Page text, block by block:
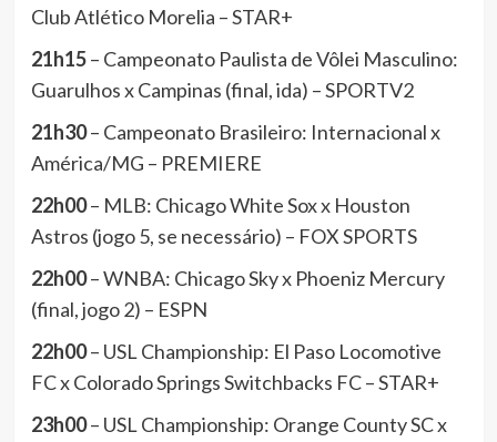
Club Atlético Morelia – STAR+
21h15– Campeonato Paulista de Vôlei Masculino:
Guarulhos x Campinas (final, ida) – SPORTV2
21h30– Campeonato Brasileiro: Internacional x
América/MG – PREMIERE
22h00– MLB: Chicago White Sox x Houston
Astros (jogo 5, se necessário) – FOX SPORTS
22h00– WNBA: Chicago Sky x Phoeniz Mercury
(final, jogo 2) – ESPN
22h00– USL Championship: El Paso Locomotive
FC x Colorado Springs Switchbacks FC – STAR+
23h00– USL Championship: Orange County SC x